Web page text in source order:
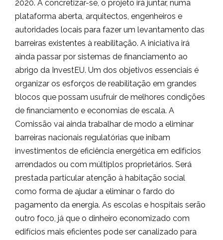
2020. A concretizar-se, o projeto irá juntar, numa
plataforma aberta, arquitectos, engenheiros e
autoridades locais para fazer um levantamento das
barreiras existentes à reabilitação. A iniciativa irá
ainda passar por sistemas de financiamento ao
abrigo da InvestEU. Um dos objetivos essenciais é
organizar os esforços de reabilitação em grandes
blocos que possam usufruir de melhores condições
de financiamento e economias de escala. A
Comissão vai ainda trabalhar de modo a eliminar
barreiras nacionais regulatórias que inibam
investimentos de eficiência energética em edifícios
arrendados ou com múltiplos proprietários. Será
prestada particular atenção à habitação social
como forma de ajudar a eliminar o fardo do
pagamento da energia. As escolas e hospitais serão
outro foco, já que o dinheiro economizado com
edifícios mais eficientes pode ser canalizado para